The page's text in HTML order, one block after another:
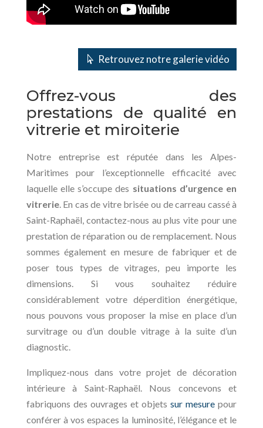
Retrouvez notre galerie vidéo
Offrez-vous des
prestations de qualité en
vitrerie et miroiterie
Notre entreprise est réputée dans les Alpes-
Maritimes pour l’exceptionnelle efficacité avec
laquelle elle s’occupe des situations d’urgence en
vitrerie. En cas de vitre brisée ou de carreau cassé à
Saint-Raphaël, contactez-nous au plus vite pour une
prestation de réparation ou de remplacement. Nous
sommes également en mesure de fabriquer et de
poser tous types de vitrages, peu importe les
dimensions. Si vous souhaitez réduire
considérablement votre déperdition énergétique,
nous pouvons vous proposer la mise en place d’un
survitrage ou d’un double vitrage à la suite d’un
diagnostic.
Impliquez-nous dans votre projet de décoration
intérieure à Saint-Raphaël. Nous concevons et
fabriquons des ouvrages et objetssur mesure pour
conférer à vos espaces la luminosité, l’élégance et le